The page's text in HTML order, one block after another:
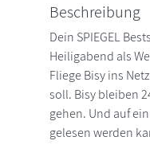
Beschreibung
Dein SPIEGEL
Heiligabend als
Fliege Bisy ins
soll. Bisy bleiben
gehen. Und auf
gelesen werden